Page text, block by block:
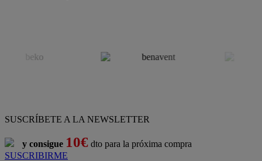
SUSCRÍBETE A LA NEWSLETTER
y consigue 10€ dto para la próxima compra
SUSCRIBIRME